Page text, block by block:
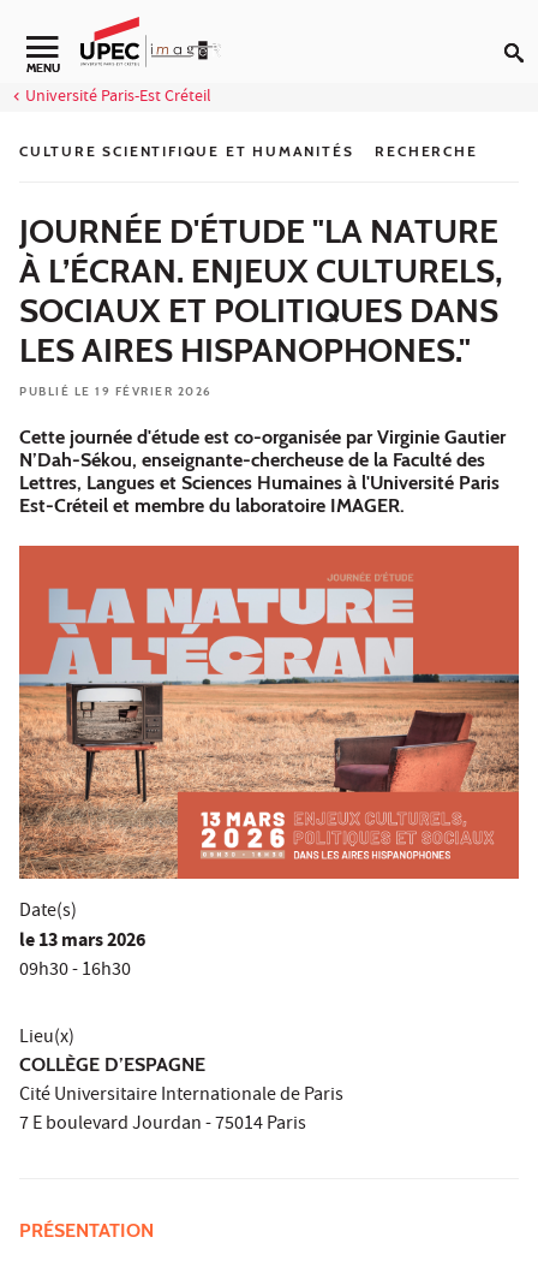
Aller au contenu
Navigation secondaire
MENU
Université Paris-Est Créteil
CULTURE SCIENTIFIQUE ET HUMANITÉS RECHERCHE
JOURNÉE D'ÉTUDE "LA NATURE
À L’ÉCRAN. ENJEUX CULTURELS,
SOCIAUX ET POLITIQUES DANS
LES AIRES HISPANOPHONES."
PUBLIÉ LE 19 FÉVRIER 2026
Cette journée d'étude est co-organisée par Virginie Gautier
N’Dah-Sékou, enseignante-chercheuse de la Faculté des
Lettres, Langues et Sciences Humaines à l'Université Paris
Est-Créteil et membre du laboratoire IMAGER.
Date(s)
le13 mars 2026
09h30 - 16h30
Lieu(x)
COLLÈGE D’ESPAGNE
Cité Universitaire Internationale de Paris
7 E boulevard Jourdan - 75014 Paris
PRÉSENTATION